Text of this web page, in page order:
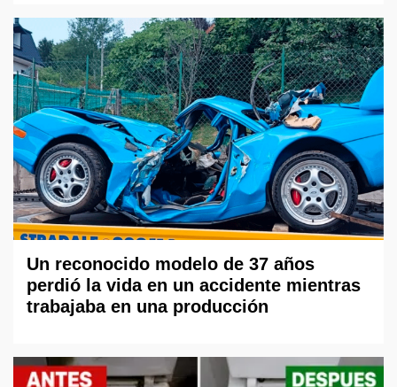
Un reconocido modelo de 37 años
perdió la vida en un accidente mientras
trabajaba en una producción